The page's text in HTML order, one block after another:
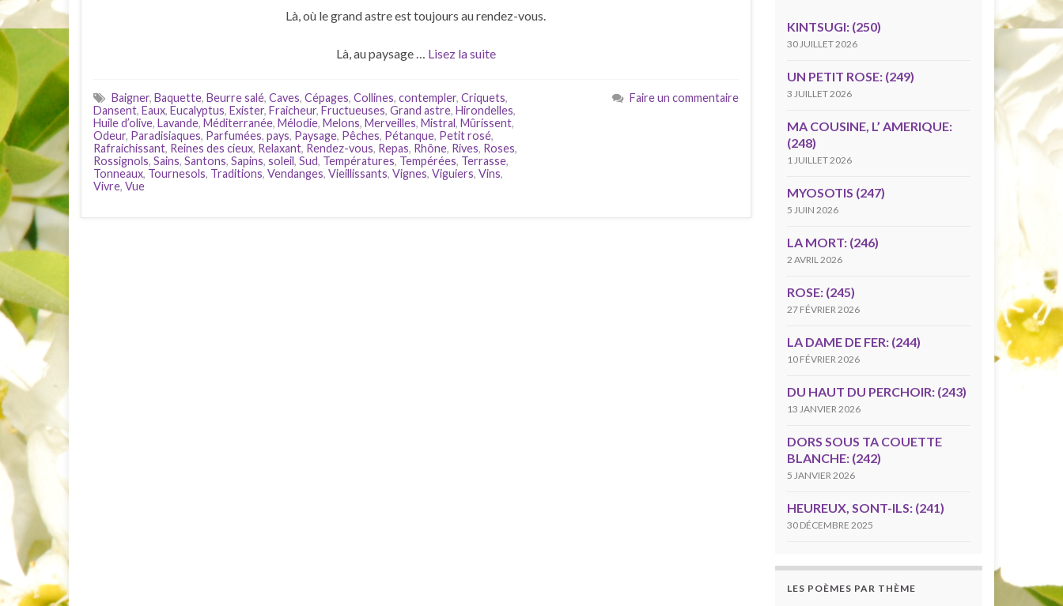
Là, où le grand astre est toujours au rendez-vous.
Là, au paysage … Lisez la suite
Baigner, Baquette, Beurre salé, Caves, Cépages, Collines, contempler, Criquets,
Dansent, Eaux, Eucalyptus, Exister, Fraicheur, Fructueuses, Grand astre, Hirondelles,
Huile d’olive, Lavande, Méditerranée, Mélodie, Melons, Merveilles, Mistral, Mûrissent,
Odeur, Paradisiaques, Parfumées, pays, Paysage, Pêches, Pétanque, Petit rosé,
Rafraichissant, Reines des cieux, Relaxant, Rendez-vous, Repas, Rhône, Rives, Roses,
Rossignols, Sains, Santons, Sapins, soleil, Sud, Températures, Tempérées, Terrasse,
Tonneaux, Tournesols, Traditions, Vendanges, Vieillissants, Vignes, Viguiers, Vins,
Vivre, Vue
Faire un commentaire
KINTSUGI: (250)
30 JUILLET 2026
UN PETIT ROSE: (249)
3 JUILLET 2026
MA COUSINE, L’ AMERIQUE:
(248)
1 JUILLET 2026
MYOSOTIS (247)
5 JUIN 2026
LA MORT: (246)
2 AVRIL 2026
ROSE: (245)
27 FÉVRIER 2026
LA DAME DE FER: (244)
10 FÉVRIER 2026
DU HAUT DU PERCHOIR: (243)
13 JANVIER 2026
DORS SOUS TA COUETTE
BLANCHE: (242)
5 JANVIER 2026
HEUREUX, SONT-ILS: (241)
30 DÉCEMBRE 2025
LES POÈMES PAR THÈME